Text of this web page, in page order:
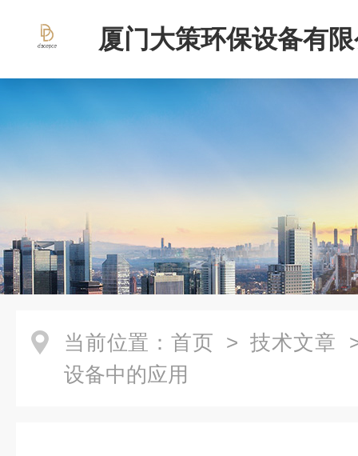
厦门大策环保设备有
当前位置： 首页 > 技术文章
设备中的应用